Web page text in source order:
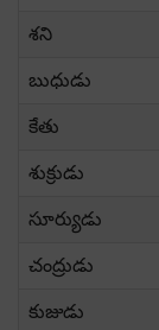
శని
బుధుడు
కేతు
శుక్రుడు
సూర్యుడు
చంద్రుడు
కుజుడు